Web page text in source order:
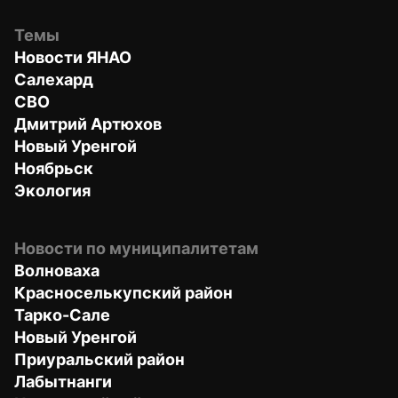
Темы
Новости ЯНАО
Салехард
СВО
Дмитрий Артюхов
Новый Уренгой
Ноябрьск
Экология
Новости по муниципалитетам
Волноваха
Красноселькупский район
Тарко-Сале
Новый Уренгой
Приуральский район
Лабытнанги